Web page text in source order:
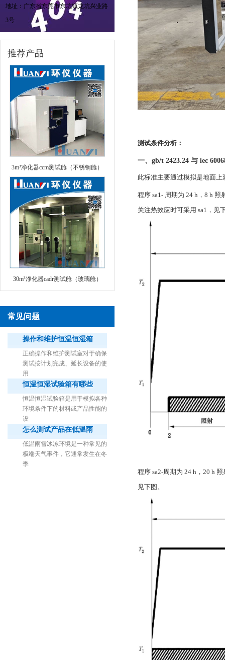
地址：广东省东莞市东坑镇龙坑兴业路
3号
推荐产品
3m³净化器ccm测试舱（不锈钢舱）
30m³净化器cadr测试舱（玻璃舱）
常见问题
操作和维护恒温恒湿箱
正确操作和维护测试室对于确保
测试按计划完成、延长设备的使
用
恒温恒湿试验箱有哪些
恒温恒湿试验箱是用于模拟各种
环境条件下的材料或产品性能的
设
怎么测试产品在低温雨
低温雨雪冰冻环境是一种常见的
极端天气事件，它通常发生在冬
季
测试条件分析：
一、gb/t 2423.24 与 iec
此标准主要通过模拟是地面
程序 sa1- 周期为 24 h，8 h
关注热效应时可采用 sa1，见
程序 sa2-周期为 24 h，20 h
见下图。